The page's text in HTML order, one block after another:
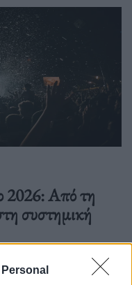
2026: Από τη
συστημική